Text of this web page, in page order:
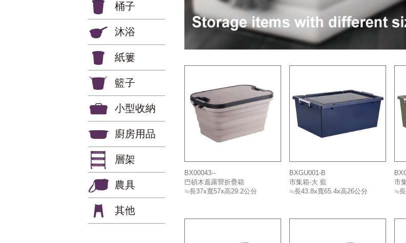
桶子
沐浴
紙簍
籃子
小型收納
廚房用品
層架
農具
其他
BX00043--
巴頓木蓋露營折疊箱
≒長37x寬57x高29.2公分
BXGU001-B
市集箱-大 藍
≒長43.8x寬65.4x高26公分
市
≒